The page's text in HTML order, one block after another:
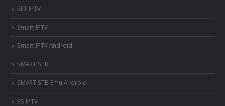
SET IPTV
Smart IPTV
Smart IPTV Android
SMART STB
SMART STB Emu Android
SS IPTV